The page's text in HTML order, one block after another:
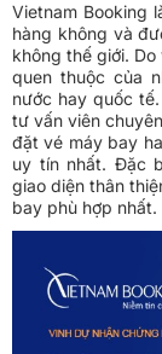
Vietnam Booking
hàng không và
không thế giới.
quen thuộc của
nước hay quốc
tư vấn viên
đặt vé máy bay
uy tín nhất. Đặc
giao diện thân
bay phù hợp nhất.